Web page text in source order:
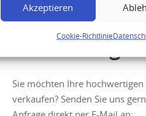
Akzeptieren
Cookie-Richtlinie
Ihre Anfrage
Sie möchten Ihre
verkaufen? Senden Sie uns